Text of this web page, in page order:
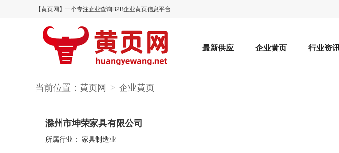
【黄页网】一个专注企业查询B2B企业黄页信息平台
最新供应 企业黄页 行业资
当前位置： 黄页网 > 企业黄页
滁州市坤荣家具有限公司
所属行业： 家具制造业